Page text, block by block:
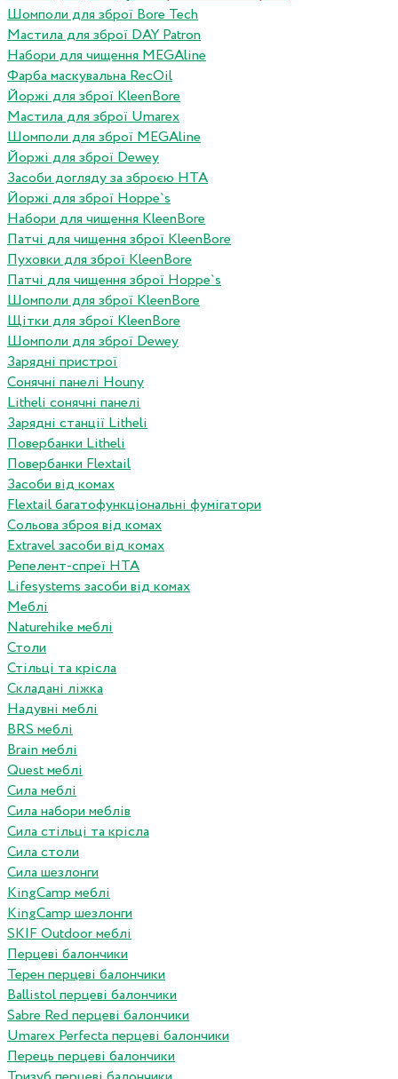
Шомполи для зброї Bore Tech
Мастила для зброї DAY Patron
Набори для чищення MEGAline
Фарба маскувальна RecOil
Йоржі для зброї KleenBore
Мастила для зброї Umarex
Шомполи для зброї MEGAline
Йоржі для зброї Dewey
Засоби догляду за зброєю HTA
Йоржі для зброї Hoppe`s
Набори для чищення KleenBore
Патчі для чищення зброї KleenBore
Пуховки для зброї KleenBore
Патчі для чищення зброї Hoppe`s
Шомполи для зброї KleenBore
Щітки для зброї KleenBore
Шомполи для зброї Dewey
Зарядні пристрої
Сонячні панелі Houny
Litheli сонячні панелі
Зарядні станції Litheli
Повербанки Litheli
Повербанки Flextail
Засоби від комах
Flextail багатофункціональні фумігатори
Сольова зброя від комах
Extravel засоби від комах
Репелент-спреї HTA
Lifesystems засоби від комах
Меблі
Naturehike меблі
Столи
Стільці та крісла
Складані ліжка
Надувні меблі
BRS меблі
Brain меблі
Quest меблі
Сила меблі
Сила набори меблів
Сила стільці та крісла
Сила столи
Сила шезлонги
KingCamp меблі
KingCamp шезлонги
SKIF Outdoor меблі
Перцеві балончики
Терен перцеві балончики
Ballistol перцеві балончики
Sabre Red перцеві балончики
Umarex Perfecta перцеві балончики
Перець перцеві балончики